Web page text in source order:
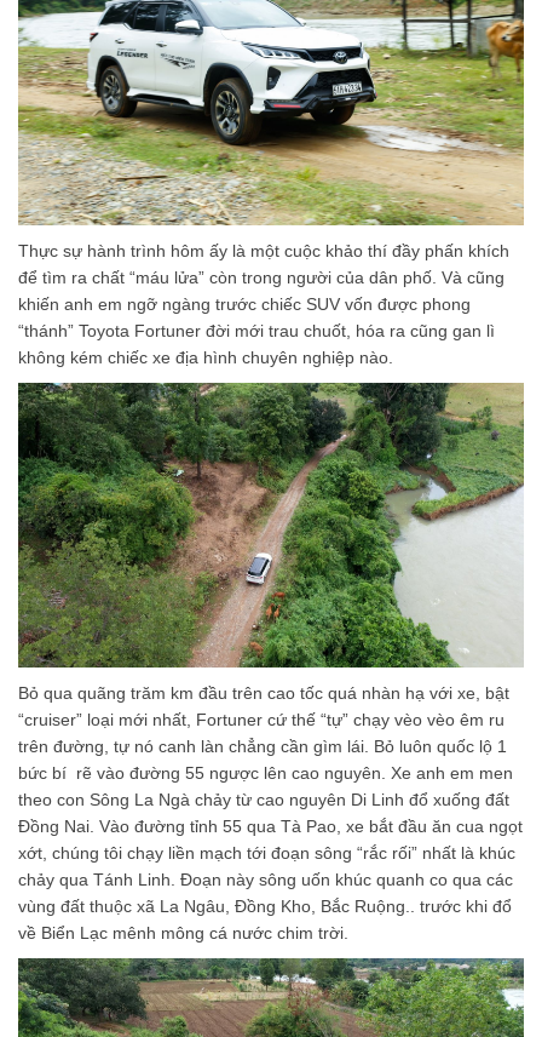
Thực sự hành trình hôm ấy là một cuộc khảo thí đầy phấn khích
để tìm ra chất “máu lửa” còn trong người của dân phố. Và cũng
khiến anh em ngỡ ngàng trước chiếc SUV vốn được phong
“thánh” Toyota Fortuner đời mới trau chuốt, hóa ra cũng gan lì
không kém chiếc xe địa hình chuyên nghiệp nào.
Bỏ qua quãng trăm km đầu trên cao tốc quá nhàn hạ với xe, bật
“cruiser” loại mới nhất, Fortuner cứ thế “tự” chạy vèo vèo êm ru
trên đường, tự nó canh làn chẳng cần gìm lái. Bỏ luôn quốc lộ 1
bức bí rẽ vào đường 55 ngược lên cao nguyên. Xe anh em men
theo con Sông La Ngà chảy từ cao nguyên Di Linh đổ xuống đất
Đồng Nai. Vào đường tỉnh 55 qua Tà Pao, xe bắt đầu ăn cua ngọt
xớt, chúng tôi chạy liền mạch tới đoạn sông “rắc rối” nhất là khúc
chảy qua Tánh Linh. Đoạn này sông uốn khúc quanh co qua các
vùng đất thuộc xã La Ngâu, Đồng Kho, Bắc Ruộng.. trước khi đổ
về Biển Lạc mênh mông cá nước chim trời.